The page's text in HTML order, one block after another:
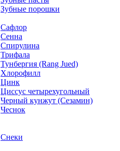
Зубные порошки
Сафлор
Сенна
Спирулина
Трифала
Тунбергия (Rang Jued)
Хлорофилл
Цинк
Циссус четырехугольный
Черный кунжут (Сезамин)
Чеснок
Снеки